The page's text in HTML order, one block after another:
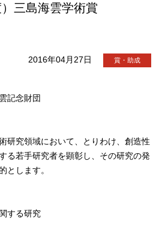
三島海雲学術賞
2016年04月27日 賞・助成
記念財団
研究領域において、とりわけ、創造性
る若手研究者を顕彰し、その研究の発
とします。
する研究